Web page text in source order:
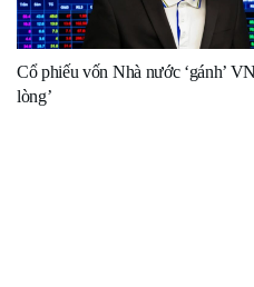
Cổ phiếu vốn Nhà nước ‘gánh’
lòng’